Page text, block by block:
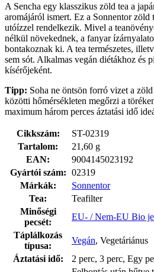
A Sencha egy klasszikus zöld tea a
aromájáról ismert. Ez a Sonnentor zöld
utóízzel rendelkezik. Mivel a
nélkül növekednek, a fanyar
bontakoznak ki. A tea természetes,
sem sót. Alkalmas vegán diétákhoz és
kísérőjeként.
Tipp: Soha ne öntsön forró vizet a
közötti hőmérsékleten megőrzi a
maximum három perces áztatási idő
Cikkszám:
ST-02319
Tartalom:
21,60 g
EAN:
9004145023192
Gyártói szám: 02319
Márkák:
Sonnentor
Tea:
Teafilter
Minőségi
pecsét:
EU- / Nem-EU Bio
Táplálkozás
típusa:
Vegán, Vegetáriánus
Áztatási idő:
2 perc, 3 perc, Egy